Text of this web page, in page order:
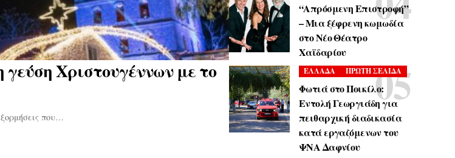
Χριστουγέννων με το
που…
“Απρόσμενη Επιστροφή”
– Μια ξέφρενη κωμωδία
στο Νέο Θέατρο
Χαϊδαρίου
ΕΛΛΑΔΑ ΠΡΩΤΗ ΣΕΛΙΔΑ
Φωτιά στο Ποικίλο:
Εντολή Γεωργιάδη για
πειθαρχική διαδικασία
κατά εργαζόμενων του
ΨΝΑ Δαφνίου